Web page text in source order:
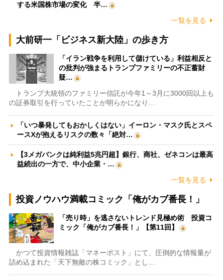
する米国株市場の変化 半…
一覧を見る
大前研一「ビジネス新大陸」の歩き方
「イラン戦争を利用して儲けている」利益相反と
の批判が強まるトランプファミリーの不正蓄財
疑…
トランプ大統領のファミリー信託が今年1～3月に3000回以上も
の証券取引を行っていたことが明らかになり…
「いつ暴発してもおかしくはない」イーロン・マスク氏とスペ
ースXが抱えるリスクの数々「絶対…
【3メガバンクは純利益5兆円超】銀行、商社、ゼネコンは最高
益続出の一方で、中小企業・…
一覧を見る
投資ノウハウ満載コミック「俺がカブ番長！」
「売り時」を逃さないトレンド見極め術 投資コ
ミック「俺がカブ番長！」【第11回】
かつて投資情報雑誌「マネーポスト」にて、圧倒的な情報量が
詰め込まれた「天下無敵の株コミック」とし…